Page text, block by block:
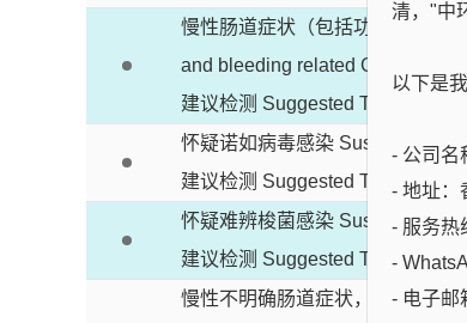
慢性肠道症状（包括功能性、炎
and bleeding related GI conditions)
建议检测 Suggested Test : MSX
怀疑诺如病毒感染 Suspected
建议检测 Suggested Test : MSX
怀疑难辨梭菌感染 Suspected C.
建议检测 Suggested Test : MSX
慢性不明确肠道症状，以及近三
清，"中
以下是
- 公司名
- 地址：
- 服务热
-
- 电子邮